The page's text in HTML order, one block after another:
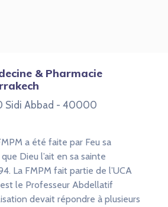
& Pharmacie
Sidi Abbad - 40000
a été faite par Feu sa
Dieu l’ait en sa sainte
La FMPM fait partie de l’UCA
le Professeur Abdellatif
devait répondre à plusieurs